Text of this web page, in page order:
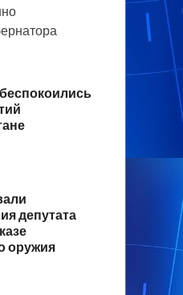
депутата
оружия